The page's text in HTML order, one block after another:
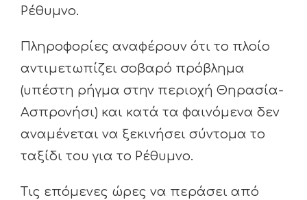
Ρέθυμνο.
Πληροφορίες αναφέρουν ότι το πλοίο
αντιμετωπίζει σοβαρό πρόβλημα
(υπέστη ρήγμα στην περιοχή Θηρασία-
Ασπρονήσι) και κατά τα φαινόμενα δεν
αναμένεται να ξεκινήσει σύντομα το
ταξίδι του για το Ρέθυμνο.
Τις επόμενες ώρες να περάσει από